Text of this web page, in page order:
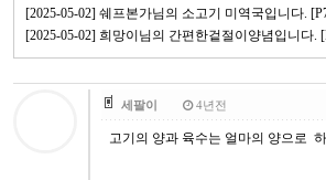
[2025-05-02] 쉐프본가님의 소고기 미역국입니다.
[2025-05-02] 희망이님의 간편한겉절이양념입니다.
세팔이 4년전
고기의 양과 육수는 얼마의 양으로